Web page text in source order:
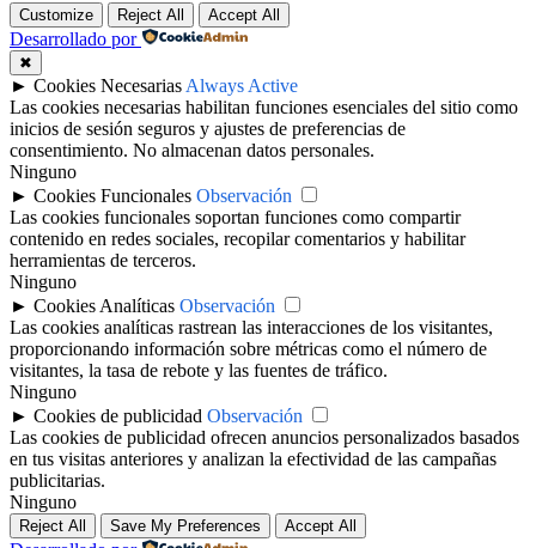
Customize Reject All Accept All
Desarrollado por
✖
► Cookies Necesarias Always Active
Las cookies necesarias habilitan funciones esenciales del sitio como
inicios de sesión seguros y ajustes de preferencias de
consentimiento. No almacenan datos personales.
Ninguno
► Cookies Funcionales Observación
Las cookies funcionales soportan funciones como compartir
contenido en redes sociales, recopilar comentarios y habilitar
herramientas de terceros.
Ninguno
► Cookies Analíticas Observación
Las cookies analíticas rastrean las interacciones de los visitantes,
proporcionando información sobre métricas como el número de
visitantes, la tasa de rebote y las fuentes de tráfico.
Ninguno
► Cookies de publicidad Observación
Las cookies de publicidad ofrecen anuncios personalizados basados
en tus visitas anteriores y analizan la efectividad de las campañas
publicitarias.
Ninguno
Reject All Save My Preferences Accept All